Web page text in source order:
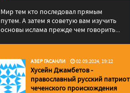
Мир тем кто последовал прямым
путем. А затем я советую вам изучить
основы ислама прежде чем говорить...
АЗЕР ГАСАНЛИ 02.09.2024, 19:12
Хусейн Джамбетов -
православный русский патриот
чеченского происхождения